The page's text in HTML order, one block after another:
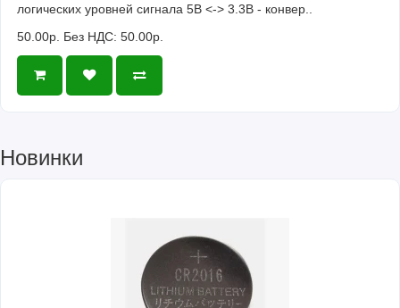
логических уровней сигнала 5В <-> 3.3В - конвер..
50.00р. Без НДС: 50.00р.
Новинки